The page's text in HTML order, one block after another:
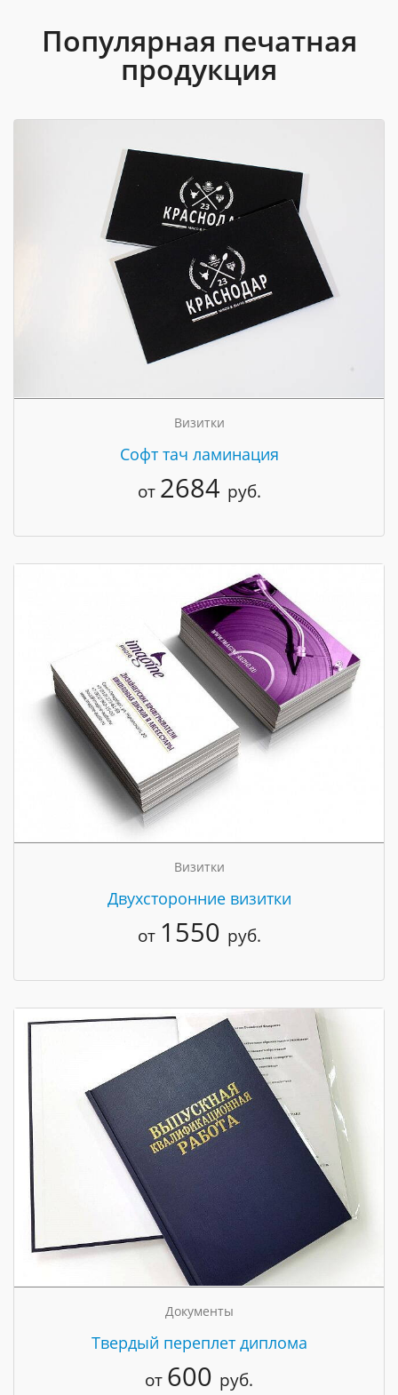
Популярная печатная
продукция
Визитки
Cофт тач ламинация
от 2684 руб.
Визитки
Двухсторонние визитки
от 1550 руб.
Документы
Твердый переплет диплома
от 600 руб.